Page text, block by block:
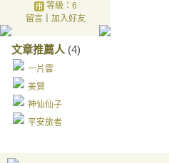
等級：6
留言｜ 加入好友
文章推薦人 (4)
一片雲
美賢
神仙仙子
平安旅者